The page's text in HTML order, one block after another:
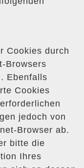
Cookies durch
Browsers
Ebenfalls
Cookies
jedoch von
Browser ab.
bitte die
Ihres